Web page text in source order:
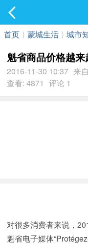
首页 ⟩ 蒙城生活 ⟩ 城市
魁省商品价格越
2016-11-30 10:37 来
查看: 4871 评论 1
对很多消费者来说，
魁省电子媒体